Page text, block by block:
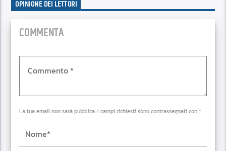
OPINIONE DEI LETTORI
COMMENTA
La tua email non sarà pubblica. I campi richiesti sono contrassegnati con *